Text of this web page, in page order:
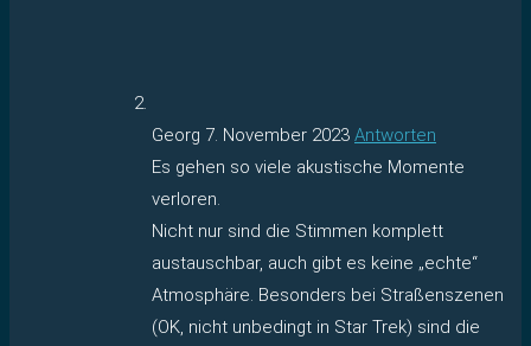
Georg 7. November 2023 Antworten
Es gehen so viele akustische Momente
verloren.
Nicht nur sind die Stimmen komplett
austauschbar, auch gibt es keine „echte“
Atmosphäre. Besonders bei Straßenszenen
(OK, nicht unbedingt in Star Trek) sind die